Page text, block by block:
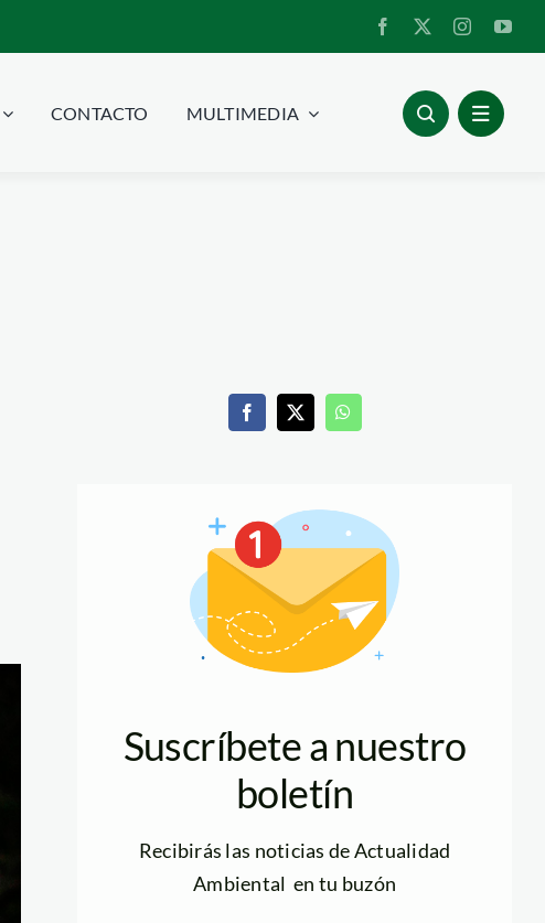
CONTACTO MULTIMEDIA
Suscríbete a nuestro
boletín
Recibirás las noticias de Actualidad
Ambiental en tu buzón